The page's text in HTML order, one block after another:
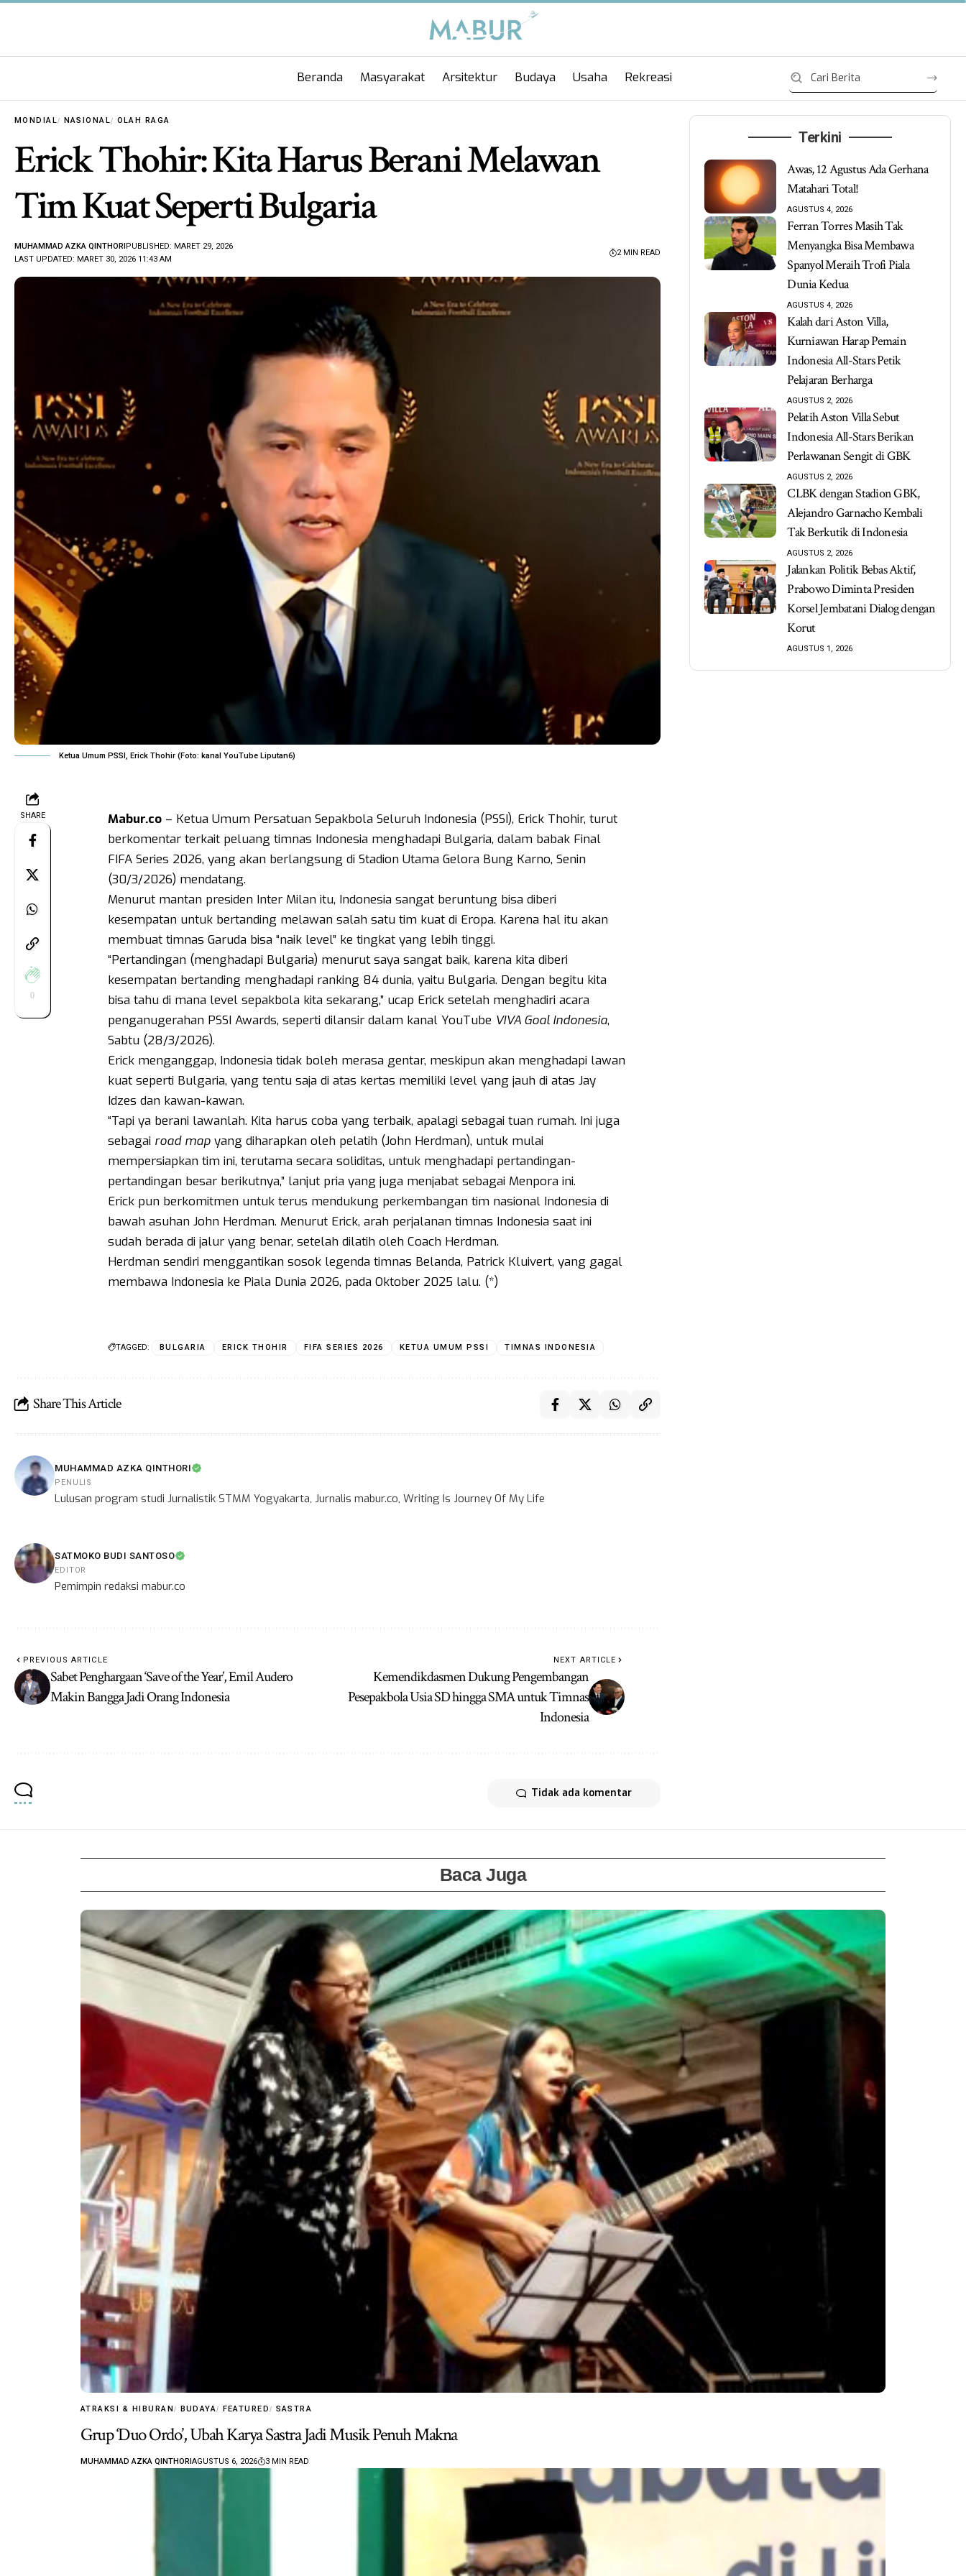
Beranda Masyarakat Arsitektur Budaya Usaha Rekreasi
MONDIAL NASIONAL OLAH RAGA
Erick Thohir: Kita Harus Berani Melawan
Tim Kuat Seperti Bulgaria
LAST UPDATED: MARET 30, 2026 11:43 AM
MUHAMMAD AZKA QINTHORIPUBLISHED: MARET 29, 2026
2 MIN READ
Ketua Umum PSSI, Erick Thohir (Foto: kanal YouTube Liputan6)
SHARE
0
Mabur.co– Ketua Umum Persatuan Sepakbola Seluruh Indonesia (PSSI), Erick Thohir, turut
berkomentar terkait peluang timnas Indonesia menghadapi Bulgaria, dalam babak Final
FIFA Series 2026, yang akan berlangsung di Stadion Utama Gelora Bung Karno, Senin
(30/3/2026) mendatang.
Menurut mantan presiden Inter Milan itu, Indonesia sangat beruntung bisa diberi
kesempatan untuk bertanding melawan salah satu tim kuat di Eropa. Karena hal itu akan
membuat timnas Garuda bisa “naik level” ke tingkat yang lebih tinggi.
“Pertandingan (menghadapi Bulgaria) menurut saya sangat baik, karena kita diberi
kesempatan bertanding menghadapi ranking 84 dunia, yaitu Bulgaria. Dengan begitu kita
bisa tahu di mana level sepakbola kita sekarang,” ucap Erick setelah menghadiri acara
penganugerahan PSSI Awards, seperti dilansir dalam kanal YouTube VIVA Goal Indonesia,
Sabtu (28/3/2026).
Erick menganggap, Indonesia tidak boleh merasa gentar, meskipun akan menghadapi lawan
kuat seperti Bulgaria, yang tentu saja di atas kertas memiliki level yang jauh di atas Jay
Idzes dan kawan-kawan.
“Tapi ya berani lawanlah. Kita harus coba yang terbaik, apalagi sebagai tuan rumah. Ini juga
sebagai road mapyang diharapkan oleh pelatih (John Herdman), untuk mulai
mempersiapkan tim ini, terutama secara soliditas, untuk menghadapi pertandingan-
pertandingan besar berikutnya,” lanjut pria yang juga menjabat sebagai Menpora ini.
Erick pun berkomitmen untuk terus mendukung perkembangan tim nasional Indonesia di
bawah asuhan John Herdman. Menurut Erick, arah perjalanan timnas Indonesia saat ini
sudah berada di jalur yang benar, setelah dilatih oleh Coach Herdman.
Herdman sendiri menggantikan sosok legenda timnas Belanda, Patrick Kluivert, yang gagal
membawa Indonesia ke Piala Dunia 2026, pada Oktober 2025 lalu. (*)
TAGGED: BULGARIA ERICK THOHIR FIFA SERIES 2026 KETUA UMUM PSSI TIMNAS INDONESIA
Share This Article
MUHAMMAD AZKA QINTHORI
PENULIS
Lulusan program studi Jurnalistik STMM Yogyakarta, Jurnalis mabur.co, Writing Is Journey Of My Life
SATMOKO BUDI SANTOSO
EDITOR
Pemimpin redaksi mabur.co
PREVIOUS ARTICLE
Sabet Penghargaan ‘Save of the Year’, Emil Audero
Makin Bangga Jadi Orang Indonesia
NEXT ARTICLE
Kemendikdasmen Dukung Pengembangan
Pesepakbola Usia SD hingga SMA untuk Timnas
Indonesia
Tidak ada komentar
Terkini
Awas, 12 Agustus Ada Gerhana
Matahari Total!
AGUSTUS 4, 2026
Ferran Torres Masih Tak
Menyangka Bisa Membawa
Spanyol Meraih Trofi Piala
Dunia Kedua
AGUSTUS 4, 2026
Kalah dari Aston Villa,
Kurniawan Harap Pemain
Indonesia All-Stars Petik
Pelajaran Berharga
AGUSTUS 2, 2026
Pelatih Aston Villa Sebut
Indonesia All-Stars Berikan
Perlawanan Sengit di GBK
AGUSTUS 2, 2026
CLBK dengan Stadion GBK,
Alejandro Garnacho Kembali
Tak Berkutik di Indonesia
AGUSTUS 2, 2026
Jalankan Politik Bebas Aktif,
Prabowo Diminta Presiden
Korsel Jembatani Dialog dengan
Korut
AGUSTUS 1, 2026
Baca Juga
ATRAKSI & HIBURAN BUDAYA FEATURED SASTRA
Grup ‘Duo Ordo’, Ubah Karya Sastra Jadi Musik Penuh Makna
MUHAMMAD AZKA QINTHORIAGUSTUS 6, 2026 3 MIN READ